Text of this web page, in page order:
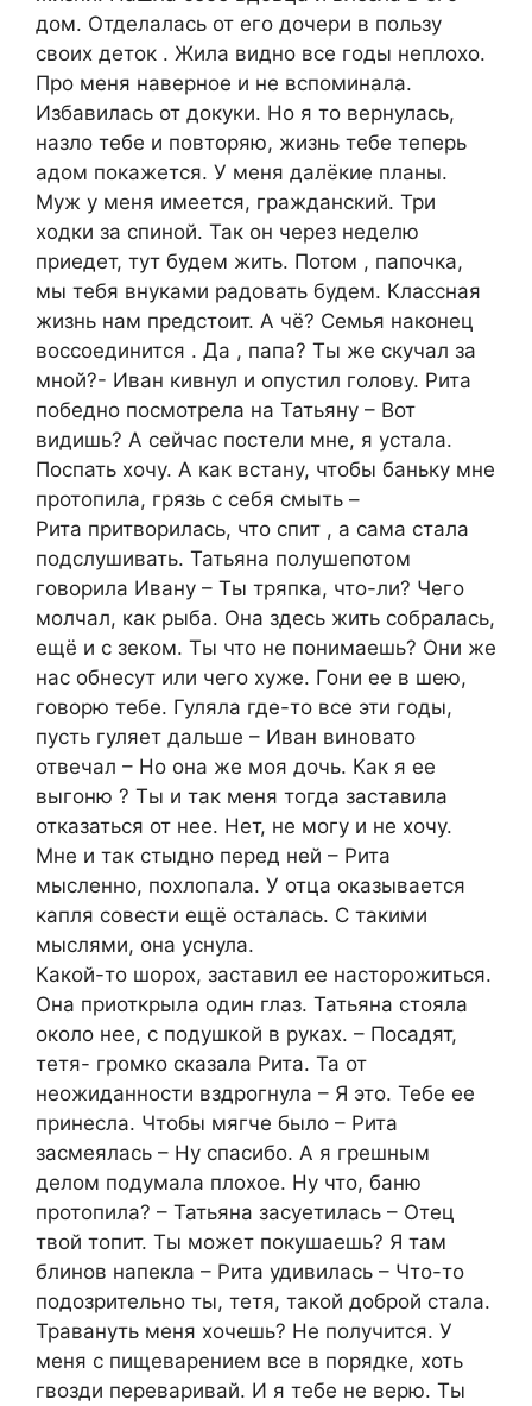
дом. Отделалась от его дочери в пользу
своих деток . Жила видно все годы неплохо.
Про меня наверное и не вспоминала.
Избавилась от докуки. Но я то вернулась,
назло тебе и повторяю, жизнь тебе теперь
адом покажется. У меня далёкие планы.
Муж у меня имеется, гражданский. Три
ходки за спиной. Так он через неделю
приедет, тут будем жить. Потом , папочка,
мы тебя внуками радовать будем. Классная
жизнь нам предстоит. А чё? Семья наконец
воссоединится . Да , папа? Ты же скучал за
мной?- Иван кивнул и опустил голову. Рита
победно посмотрела на Татьяну – Вот
видишь? А сейчас постели мне, я устала.
Поспать хочу. А как встану, чтобы баньку мне
протопила, грязь с себя смыть –
Рита притворилась, что спит , а сама стала
подслушивать. Татьяна полушепотом
говорила Ивану – Ты тряпка, что-ли? Чего
молчал, как рыба. Она здесь жить собралась,
ещё и с зеком. Ты что не понимаешь? Они же
нас обнесут или чего хуже. Гони ее в шею,
говорю тебе. Гуляла где-то все эти годы,
пусть гуляет дальше – Иван виновато
отвечал – Но она же моя дочь. Как я ее
выгоню ? Ты и так меня тогда заставила
отказаться от нее. Нет, не могу и не хочу.
Мне и так стыдно перед ней – Рита
мысленно, похлопала. У отца оказывается
капля совести ещё осталась. С такими
мыслями, она уснула.
Какой-то шорох, заставил ее насторожиться.
Она приоткрыла один глаз. Татьяна стояла
около нее, с подушкой в руках. – Посадят,
тетя- громко сказала Рита. Та от
неожиданности вздрогнула – Я это. Тебе ее
принесла. Чтобы мягче было – Рита
засмеялась – Ну спасибо. А я грешным
делом подумала плохое. Ну что, баню
протопила? – Татьяна засуетилась – Отец
твой топит. Ты может покушаешь? Я там
блинов напекла – Рита удивилась – Что-то
подозрительно ты, тетя, такой доброй стала.
Травануть меня хочешь? Не получится. У
меня с пищеварением все в порядке, хоть
гвозди переваривай. И я тебе не верю. Ты